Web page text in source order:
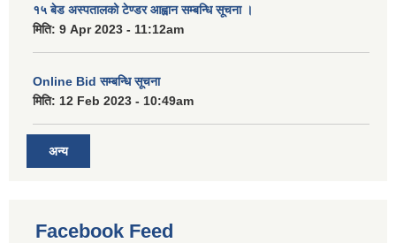
१५ बेड अस्पतालको टेण्डर आह्वान सम्बन्धि सूचना ।
मिति: 9 Apr 2023 - 11:12am
Online Bid सम्बन्धि सूचना
मिति: 12 Feb 2023 - 10:49am
अन्य
Facebook Feed